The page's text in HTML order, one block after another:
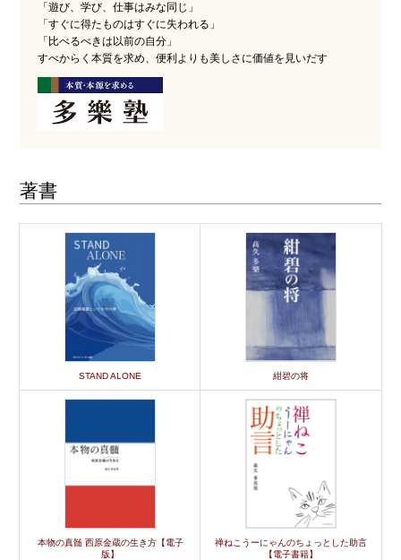
「遊び、学び、仕事はみな同じ」
「すぐに得たものはすぐに失われる」
「比べるべきは以前の自分」
すべからく本質を求め、便利よりも美しさに価値を見いだす
著書
STAND ALONE 紺碧の将
本物の真髄 西原金蔵の生き方【電子
版】
禅ねこうーにゃんのちょっとした助言
【電子書籍】